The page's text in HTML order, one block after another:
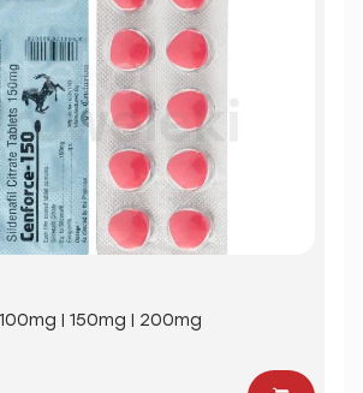
| 150mg | 200mg